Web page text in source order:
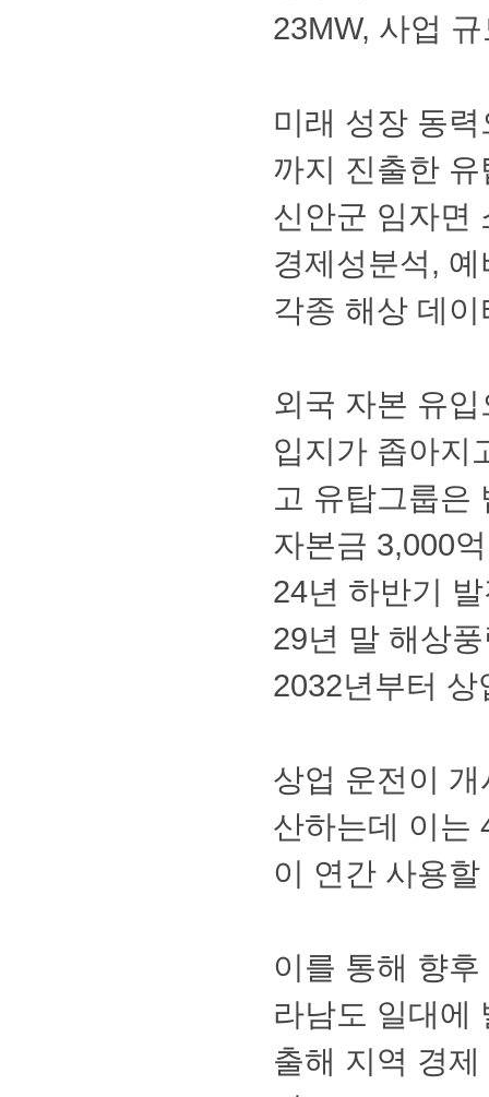
23MW,사업
미래성장동력
까지진출한
신안군임자면
경제성분석,
각종해상데
외국자본유
입지가좁아
고유탑그룹
자본금3,000
24년하반기
29년말해상
2032년부터
상업운전이개
산하는데이
이연간사용
이를통해향
라남도일대
출해지역경